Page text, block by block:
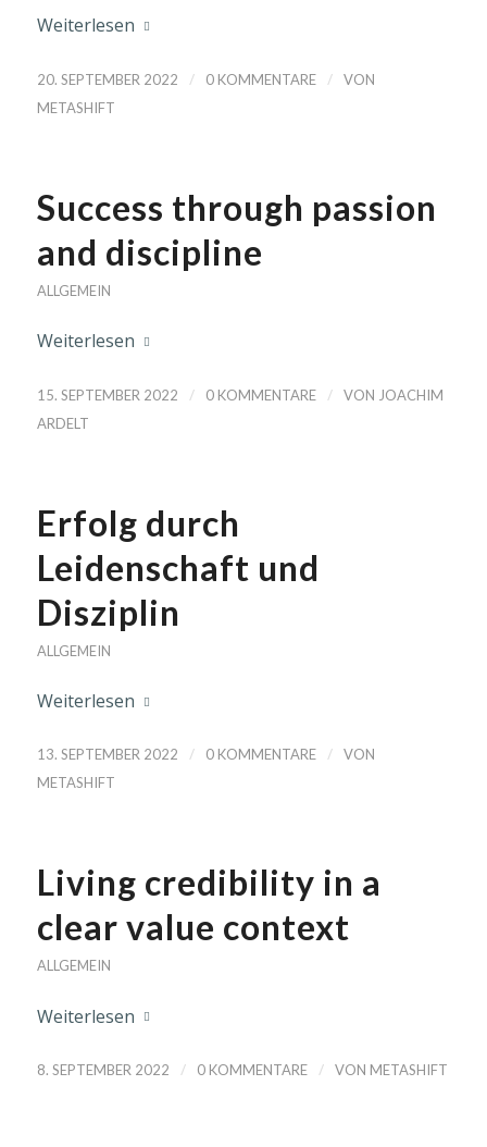
Weiterlesen
20. SEPTEMBER 2022 / 0 KOMMENTARE /
VON
METASHIFT
Success through passion
and discipline
ALLGEMEIN
Weiterlesen
15. SEPTEMBER 2022 / 0 KOMMENTARE / VON JOACHIM
ARDELT
Erfolg durch
Leidenschaft und
Disziplin
ALLGEMEIN
Weiterlesen
13. SEPTEMBER 2022 / 0 KOMMENTARE /
VON
METASHIFT
Living credibility in a
clear value context
ALLGEMEIN
Weiterlesen
8. SEPTEMBER 2022 / 0 KOMMENTARE / VON METASHIFT